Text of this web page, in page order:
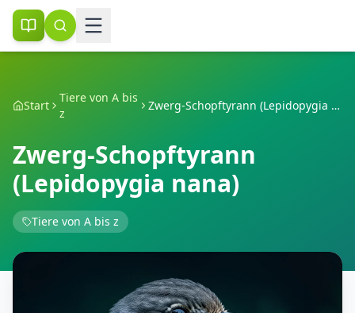
Start
Tiere von A bis
z
Zwerg-Schopftyrann (Lepidopygia nana)
Zwerg-Schopftyrann
(Lepidopygia nana)
Tiere von A bis z